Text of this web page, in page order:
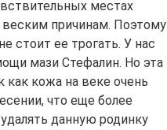
местах
веским причинам. Поэтому
стоит ее трогать. У нас
мази Стефалин. Но эта
как кожа на веке очень
что еще более
данную родинку